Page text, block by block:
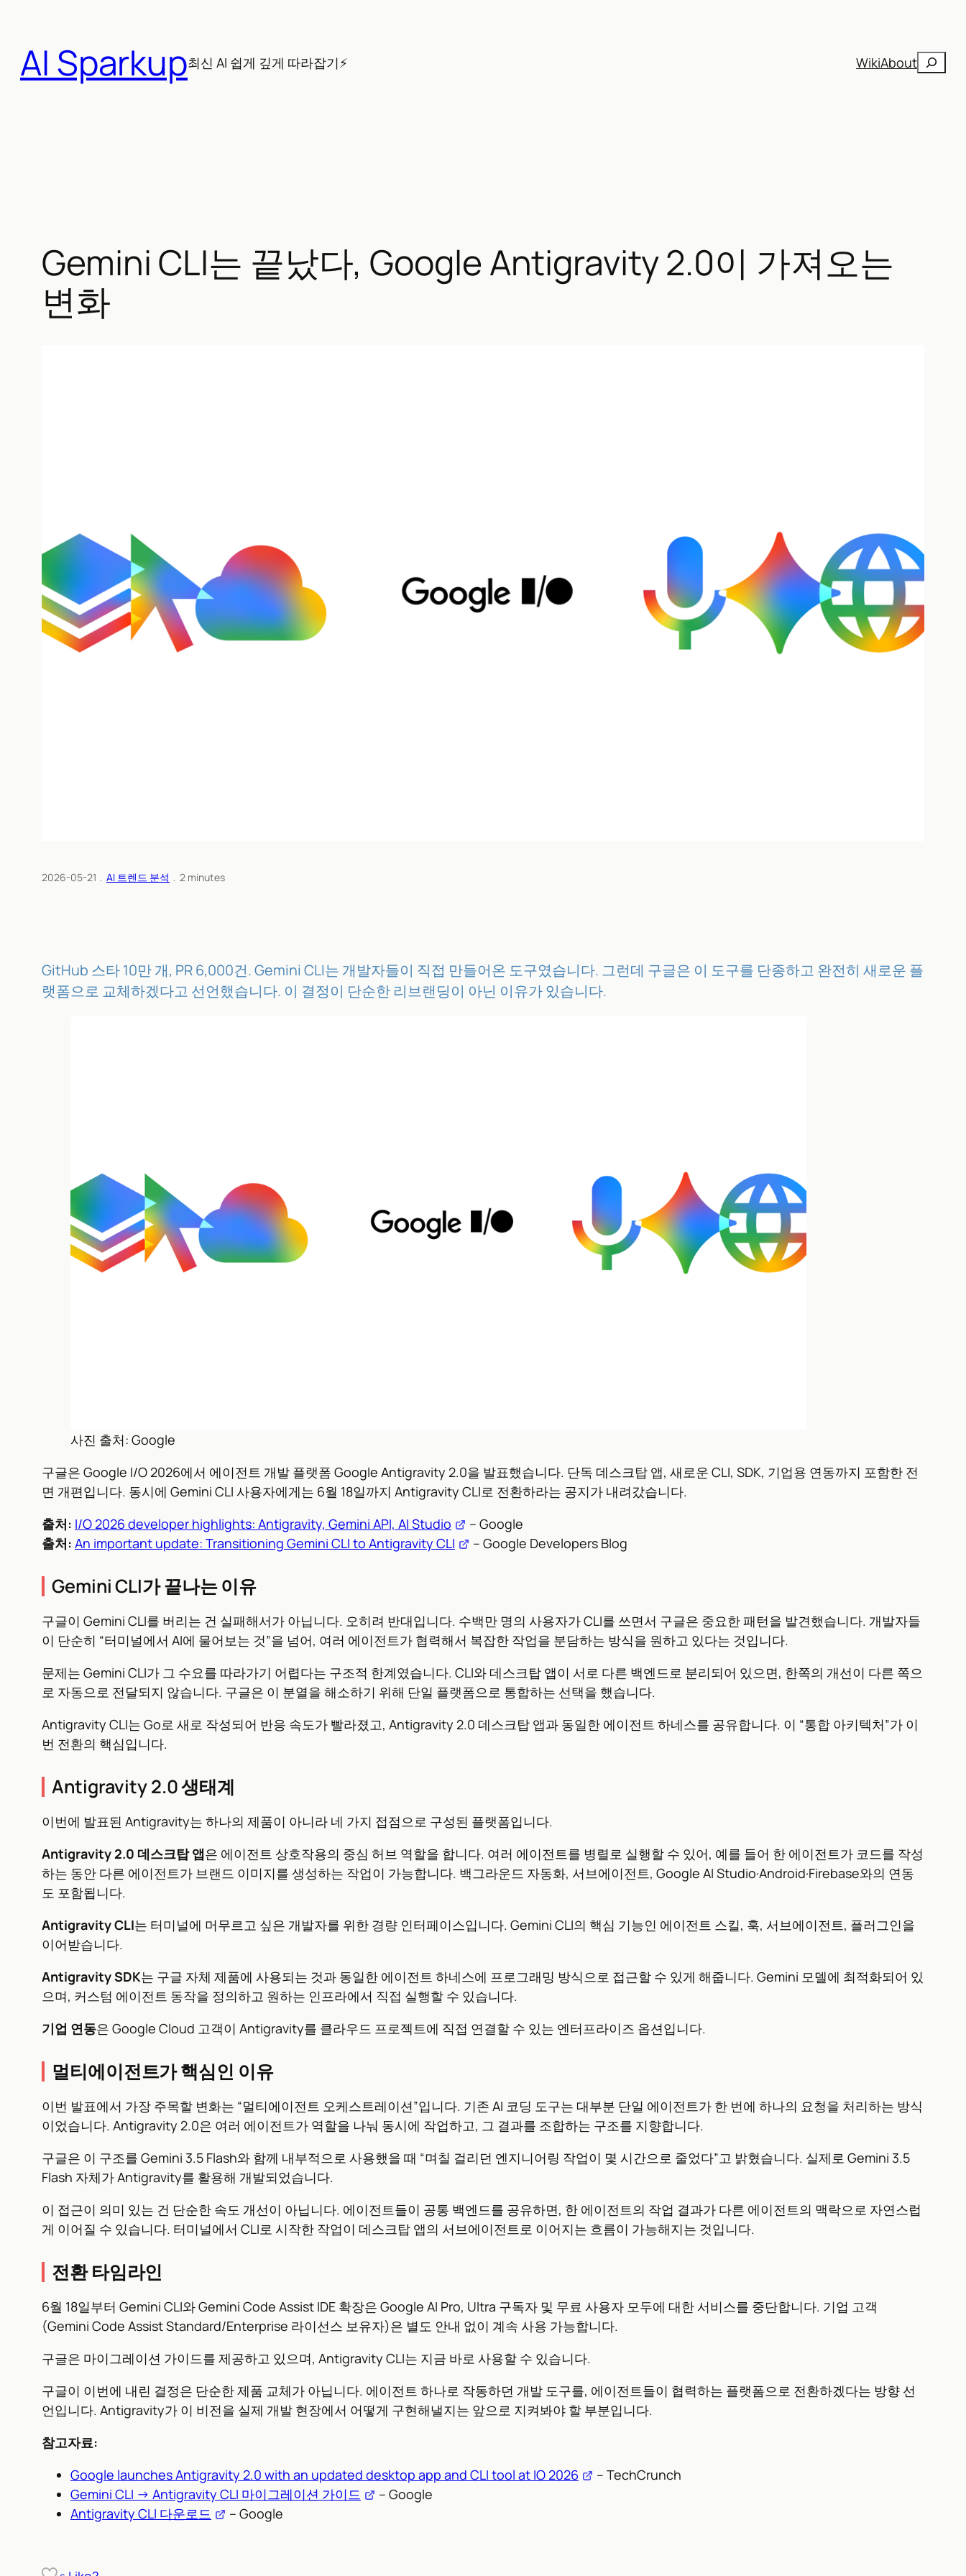
AI Sparkup최신 AI 쉽게 깊게 따라잡기⚡ WikiAbout검
Gemini CLI는 끝났다, Google Antigravity 2.0이 가져오는
변화
2026-05-21 ﹒ AI 트렌드 분석 ﹒ 2 minutes
GitHub 스타 10만 개, PR 6,000건. Gemini CLI는 개발자들이 직접 만들어온 도구였습니다. 그런데 구글은 이 도구를 단종하고 완전히 새로운 플
랫폼으로 교체하겠다고 선언했습니다. 이 결정이 단순한 리브랜딩이 아닌 이유가 있습니다.
사진 출처: Google
구글은 Google I/O 2026에서 에이전트 개발 플랫폼 Google Antigravity 2.0을 발표했습니다. 단독 데스크탑 앱, 새로운 CLI, SDK, 기업용 연동까지 포함한 전
면 개편입니다. 동시에 Gemini CLI 사용자에게는 6월 18일까지 Antigravity CLI로 전환하라는 공지가 내려갔습니다.
출처: I/O 2026 developer highlights: Antigravity, Gemini API, AI Studio
– Google
출처: An important update: Transitioning Gemini CLI to Antigravity CLI – Google Developers Blog
Gemini CLI가 끝나는 이유
구글이 Gemini CLI를 버리는 건 실패해서가 아닙니다. 오히려 반대입니다. 수백만 명의 사용자가 CLI를 쓰면서 구글은 중요한 패턴을 발견했습니다. 개발자들
이 단순히 “터미널에서 AI에 물어보는 것”을 넘어, 여러 에이전트가 협력해서 복잡한 작업을 분담하는 방식을 원하고 있다는 것입니다.
문제는 Gemini CLI가 그 수요를 따라가기 어렵다는 구조적 한계였습니다. CLI와 데스크탑 앱이 서로 다른 백엔드로 분리되어 있으면, 한쪽의 개선이 다른 쪽으
로 자동으로 전달되지 않습니다. 구글은 이 분열을 해소하기 위해 단일 플랫폼으로 통합하는 선택을 했습니다.
Antigravity CLI는 Go로 새로 작성되어 반응 속도가 빨라졌고, Antigravity 2.0 데스크탑 앱과 동일한 에이전트 하네스를 공유합니다. 이 “통합 아키텍처”가 이
번 전환의 핵심입니다.
Antigravity 2.0 생태계
이번에 발표된 Antigravity는 하나의 제품이 아니라 네 가지 접점으로 구성된 플랫폼입니다.
Antigravity 2.0 데스크탑 앱은 에이전트 상호작용의 중심 허브 역할을 합니다. 여러 에이전트를 병렬로 실행할 수 있어, 예를 들어 한 에이전트가 코드를 작성
하는 동안 다른 에이전트가 브랜드 이미지를 생성하는 작업이 가능합니다. 백그라운드 자동화, 서브에이전트, Google AI Studio·Android·Firebase와의 연동
도 포함됩니다.
Antigravity CLI는 터미널에 머무르고 싶은 개발자를 위한 경량 인터페이스입니다. Gemini CLI의 핵심 기능인 에이전트 스킬, 훅, 서브에이전트, 플러그인을
이어받습니다.
Antigravity SDK는 구글 자체 제품에 사용되는 것과 동일한 에이전트 하네스에 프로그래밍 방식으로 접근할 수 있게 해줍니다. Gemini 모델에 최적화되어 있
으며, 커스텀 에이전트 동작을 정의하고 원하는 인프라에서 직접 실행할 수 있습니다.
기업 연동은 Google Cloud 고객이 Antigravity를 클라우드 프로젝트에 직접 연결할 수 있는 엔터프라이즈 옵션입니다.
멀티에이전트가 핵심인 이유
이번 발표에서 가장 주목할 변화는 “멀티에이전트 오케스트레이션”입니다. 기존 AI 코딩 도구는 대부분 단일 에이전트가 한 번에 하나의 요청을 처리하는 방식
이었습니다. Antigravity 2.0은 여러 에이전트가 역할을 나눠 동시에 작업하고, 그 결과를 조합하는 구조를 지향합니다.
구글은 이 구조를 Gemini 3.5 Flash와 함께 내부적으로 사용했을 때 “며칠 걸리던 엔지니어링 작업이 몇 시간으로 줄었다”고 밝혔습니다. 실제로 Gemini 3.5
Flash 자체가 Antigravity를 활용해 개발되었습니다.
이 접근이 의미 있는 건 단순한 속도 개선이 아닙니다. 에이전트들이 공통 백엔드를 공유하면, 한 에이전트의 작업 결과가 다른 에이전트의 맥락으로 자연스럽
게 이어질 수 있습니다. 터미널에서 CLI로 시작한 작업이 데스크탑 앱의 서브에이전트로 이어지는 흐름이 가능해지는 것입니다.
전환 타임라인
6월 18일부터 Gemini CLI와 Gemini Code Assist IDE 확장은 Google AI Pro, Ultra 구독자 및 무료 사용자 모두에 대한 서비스를 중단합니다. 기업 고객
(Gemini Code Assist Standard/Enterprise 라이선스 보유자)은 별도 안내 없이 계속 사용 가능합니다.
구글은 마이그레이션 가이드를 제공하고 있으며, Antigravity CLI는 지금 바로 사용할 수 있습니다.
구글이 이번에 내린 결정은 단순한 제품 교체가 아닙니다. 에이전트 하나로 작동하던 개발 도구를, 에이전트들이 협력하는 플랫폼으로 전환하겠다는 방향 선
언입니다. Antigravity가 이 비전을 실제 개발 현장에서 어떻게 구현해낼지는 앞으로 지켜봐야 할 부분입니다.
참고자료:
Google launches Antigravity 2.0 with an updated desktop app and CLI tool at IO 2026
– TechCrunch
Gemini CLI → Antigravity CLI 마이그레이션 가이드
– Google
Antigravity CLI 다운로드
– Google